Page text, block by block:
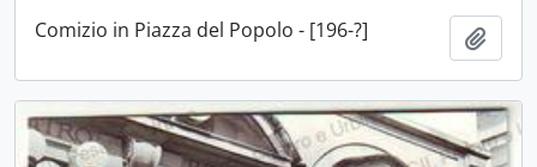
Comizio in Piazza del Popolo - [196-?]